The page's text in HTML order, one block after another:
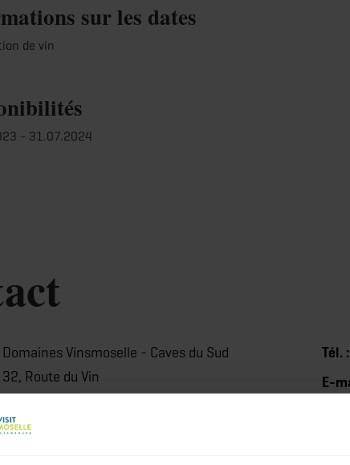
sur les dates
de vin
- 31.07.2024
Domaines Vinsmoselle - Caves du Sud
32, Route du Vin
Afficher sur la carte
Tél. :
E-